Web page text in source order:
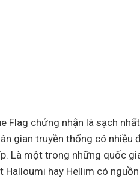
Flag chứng nhận là sạch
gian truyền thống có nhiều
Là một trong những quốc
hay Hellim có